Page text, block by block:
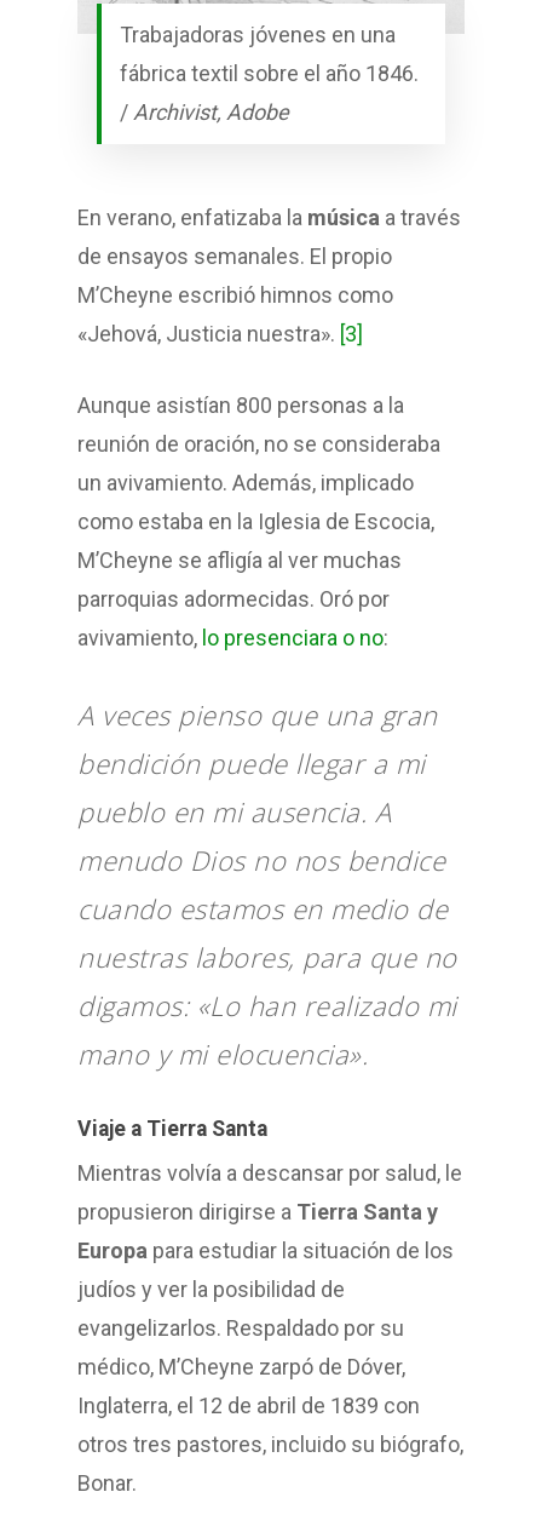
Trabajadoras jóvenes en una
fábrica textil sobre el año 1846.
/ Archivist, Adobe
En verano, enfatizaba la música a través
de ensayos semanales. El propio
M’Cheyne escribió himnos como
«Jehová, Justicia nuestra». [3]
Aunque asistían 800 personas a la
reunión de oración, no se consideraba
un avivamiento. Además, implicado
como estaba en la Iglesia de Escocia,
M’Cheyne se afligía al ver muchas
parroquias adormecidas. Oró por
avivamiento, lo presenciara o no:
A veces pienso que una gran
bendición puede llegar a mi
pueblo en mi ausencia. A
menudo Dios no nos bendice
cuando estamos en medio de
nuestras labores, para que no
digamos: «Lo han realizado mi
mano y mi elocuencia».
Viaje a Tierra Santa
Mientras volvía a descansar por salud, le
propusieron dirigirse a Tierra Santa y
Europa para estudiar la situación de los
judíos y ver la posibilidad de
evangelizarlos. Respaldado por su
médico, M’Cheyne zarpó de Dóver,
Inglaterra, el 12 de abril de 1839 con
otros tres pastores, incluido su biógrafo,
Bonar.